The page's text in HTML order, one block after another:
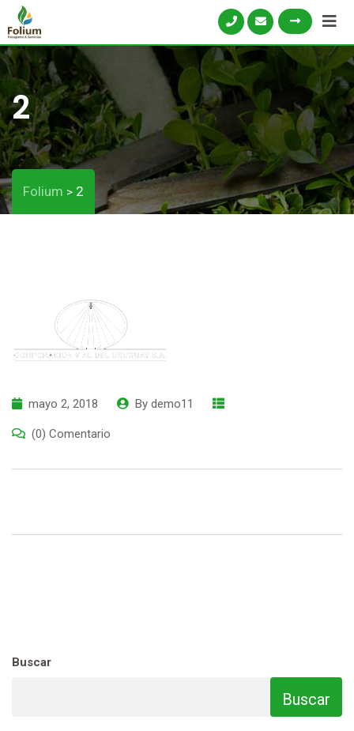
2
Folium > 2
mayo 2, 2018 By demo11
(0) Comentario
Buscar
Buscar